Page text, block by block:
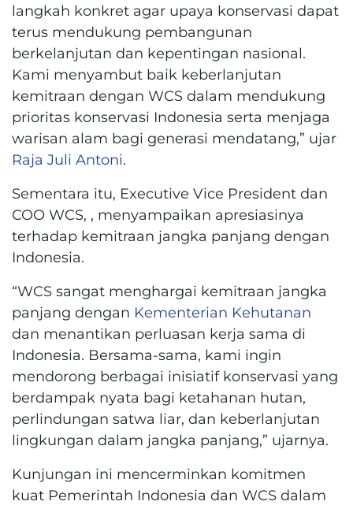
langkah konkret agar upaya konservasi dapat
terus mendukung pembangunan
berkelanjutan dan kepentingan nasional.
Kami menyambut baik keberlanjutan
kemitraan dengan WCS dalam mendukung
prioritas konservasi Indonesia serta menjaga
warisan alam bagi generasi mendatang,” ujar
Raja Juli Antoni.
Sementara itu, Executive Vice President dan
COO WCS, , menyampaikan apresiasinya
terhadap kemitraan jangka panjang dengan
Indonesia.
“WCS sangat menghargai kemitraan jangka
panjang dengan Kementerian Kehutanan
dan menantikan perluasan kerja sama di
Indonesia. Bersama-sama, kami ingin
mendorong berbagai inisiatif konservasi yang
berdampak nyata bagi ketahanan hutan,
perlindungan satwa liar, dan keberlanjutan
lingkungan dalam jangka panjang,” ujarnya.
Kunjungan ini mencerminkan komitmen
kuat Pemerintah Indonesia dan WCS dalam